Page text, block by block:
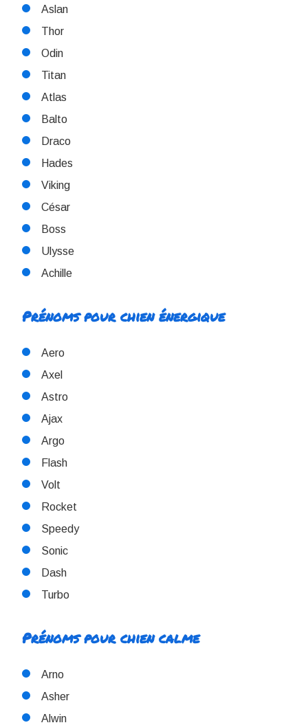
Aslan
Thor
Odin
Titan
Atlas
Balto
Draco
Hades
Viking
César
Boss
Ulysse
Achille
Prénoms pour chien énergique
Aero
Axel
Astro
Ajax
Argo
Flash
Volt
Rocket
Speedy
Sonic
Dash
Turbo
Prénoms pour chien calme
Arno
Asher
Alwin